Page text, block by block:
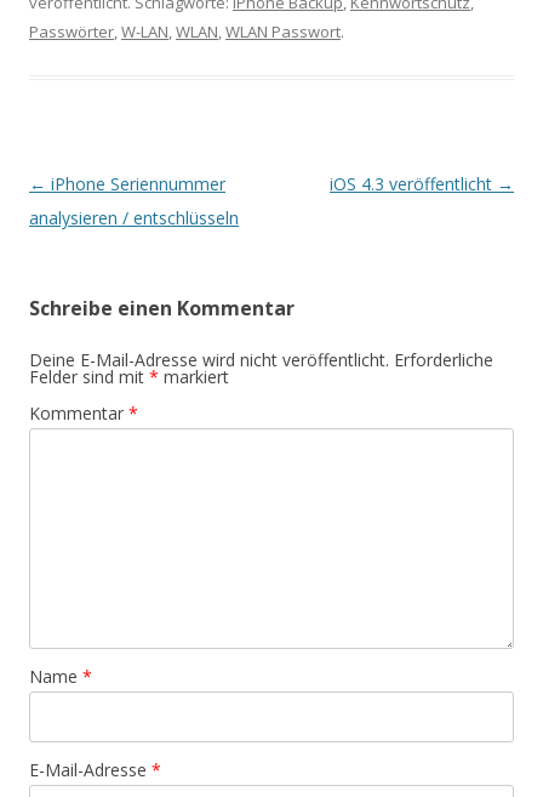
Passwörter,W-LAN,WLAN,WLAN Passwort.
Beitrags-
Navigation
← iPhone Seriennummer
analysieren / entschlüsseln
iOS 4.3 veröffentlicht →
Schreibe einen Kommentar
Deine E-Mail-Adresse wird nicht veröffentlicht. Erforderliche
Felder sind mit * markiert
Kommentar *
Name *
E-Mail-Adresse *